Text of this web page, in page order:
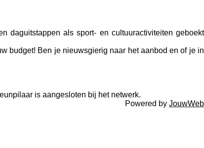
daguitstappen als sport- en cultuuractiviteiten geboekt
budget! Ben je nieuwsgierig naar het aanbod en of je in
is aangesloten bij het netwerk.
Powered by JouwWeb